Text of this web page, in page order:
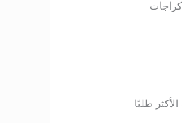
طلبًا